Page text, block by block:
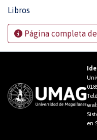
Libros
Página completa
en